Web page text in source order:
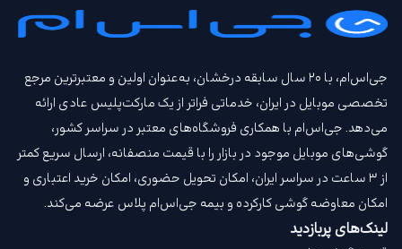
جی‌اس‌ام، با ۲۰ سال سابقه درخشان، به‌عنوان اولین و معتبرترین مرجع
تخصصی موبایل در ایران، خدماتی فراتر از یک مارکت‌پلیس عادی ارائه
می‌دهد. جی‌اس‌ام با همکاری فروشگاه‌های معتبر در سراسر کشور،
گوشی‌های موبایل موجود در بازار را با قیمت‌ منصفانه، ارسال سریع کمتر
از ۳ ساعت در سراسر ایران، امکان تحویل حضوری، امکان خرید اعتباری و
امکان معاوضه گوشی کارکرده و بیمه جی‌اس‌ام‌ پلاس عرضه می‌کند.
لینک‌های پربازدید